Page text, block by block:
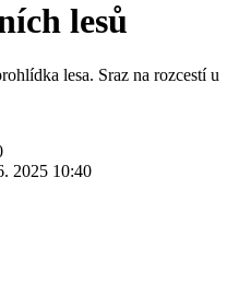
lesů
lesa. Sraz na rozcestí u
2025 10:40